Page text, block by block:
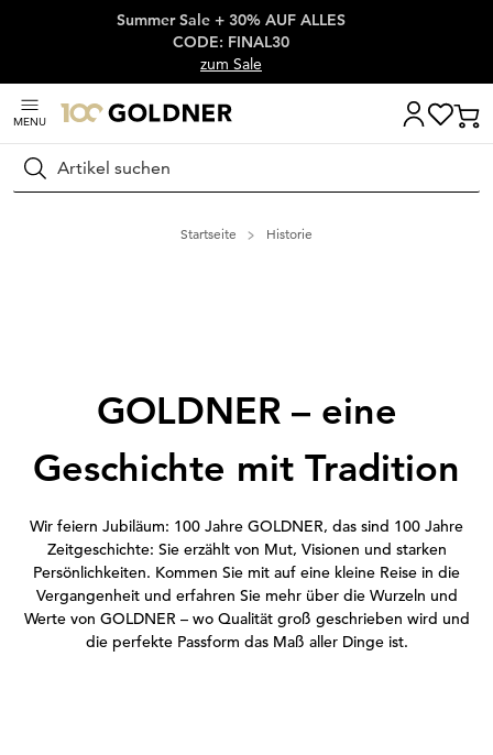
Überspringe Navigation, direkt zum Content
Summer Sale + 30% AUF ALLES
CODE: FINAL30
zum Sale
MENU
Suchen
Startseite Historie
GOLDNER – eine
Geschichte mit Tradition
Transcript:
Wir feiern Jubiläum: 100 Jahre GOLDNER, das sind 100 Jahre
Zeitgeschichte: Sie erzählt von Mut, Visionen und starken
Persönlichkeiten. Kommen Sie mit auf eine kleine Reise in die
Vergangenheit und erfahren Sie mehr über die Wurzeln und
Werte von GOLDNER – wo Qualität groß geschrieben wird und
die perfekte Passform das Maß aller Dinge ist.